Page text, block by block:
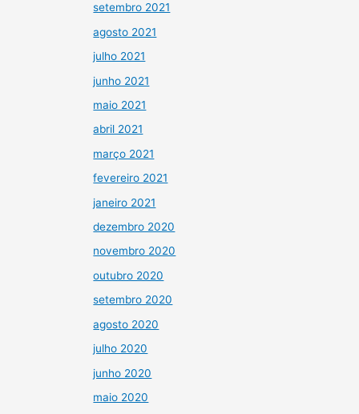
setembro 2021
agosto 2021
julho 2021
junho 2021
maio 2021
abril 2021
março 2021
fevereiro 2021
janeiro 2021
dezembro 2020
novembro 2020
outubro 2020
setembro 2020
agosto 2020
julho 2020
junho 2020
maio 2020